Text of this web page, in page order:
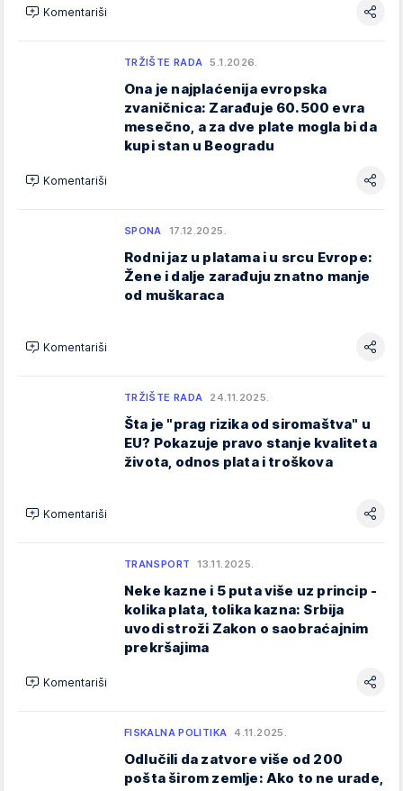
Komentariši
TRŽIŠTE RADA 5.1.2026.
Ona je najplaćenija evropska
zvaničnica: Zarađuje 60.500 evra
mesečno, a za dve plate mogla bi da
kupi stan u Beogradu
Komentariši
SPONA 17.12.2025.
Rodni jaz u platama i u srcu Evrope:
Žene i dalje zarađuju znatno manje
od muškaraca
Komentariši
TRŽIŠTE RADA 24.11.2025.
Šta je "prag rizika od siromaštva" u
EU? Pokazuje pravo stanje kvaliteta
života, odnos plata i troškova
Komentariši
TRANSPORT 13.11.2025.
Neke kazne i 5 puta više uz princip -
kolika plata, tolika kazna: Srbija
uvodi stroži Zakon o saobraćajnim
prekršajima
Komentariši
FISKALNA POLITIKA 4.11.2025.
Odlučili da zatvore više od 200
pošta širom zemlje: Ako to ne urade,